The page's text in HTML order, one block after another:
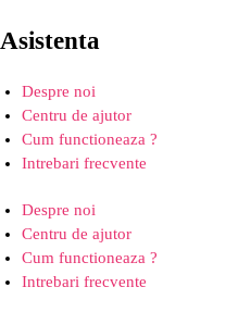
Asistenta
Despre noi
Centru de ajutor
Cum functioneaza ?
Intrebari frecvente
Despre noi
Centru de ajutor
Cum functioneaza ?
Intrebari frecvente